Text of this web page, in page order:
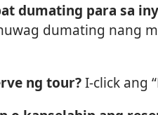
dumating para sa
dumating nang
ng tour?I-click ang